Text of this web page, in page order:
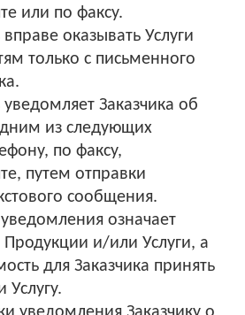
или по факсу.
оказывать Услуги
только с письменного
Заказчика об
из следующих
по факсу,
путем отправки
сообщения.
означает
Продукции и/или Услуги, а
для Заказчика принять